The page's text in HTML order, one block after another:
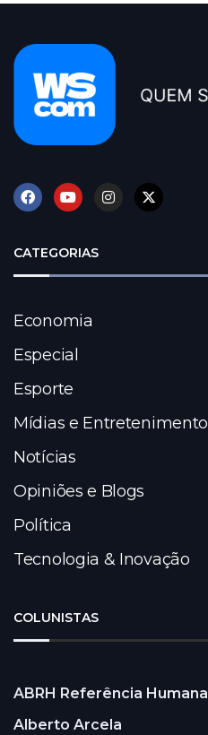
CATEGORIAS
Economia
Especial
Esporte
Mídias e Entretenimento
Notícias
Opiniões e Blogs
Política
Tecnologia & Inovação
COLUNISTAS
ABRH Referência Humana
Alberto Arcela